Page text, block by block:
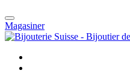
Magasiner